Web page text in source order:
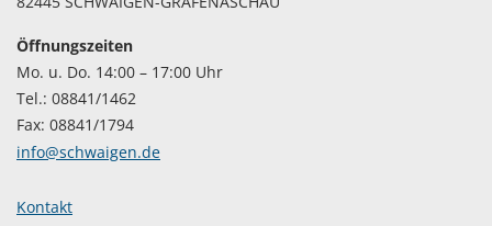
Öffnungszeiten
Mo. u. Do. 14:00 – 17:00 Uhr
Tel.: 08841/1462
Fax: 08841/1794
info@schwaigen.de
Kontakt